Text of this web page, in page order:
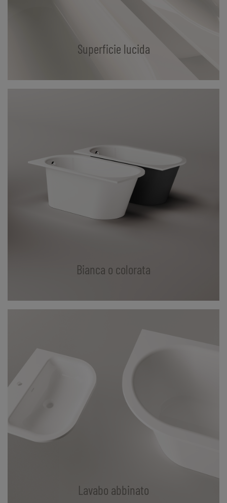
Superficie lucida
Bianca o colorata
Lavabo abbinato